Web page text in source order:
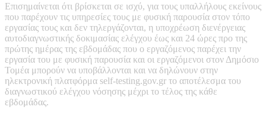
Επισημαίνεται ότι βρίσκεται σε ισχύ, για τους υπαλλήλους εκείνους
που παρέχουν τις υπηρεσίες τους με φυσική παρουσία στον τόπο
εργασίας τους και δεν τηλεργάζονται, η υποχρέωση διενέργειας
αυτοδιαγνωστικής δοκιμασίας ελέγχου έως και 24 ώρες προ της
πρώτης ημέρας της εβδομάδας που ο εργαζόμενος παρέχει την
εργασία του με φυσική παρουσία και οι εργαζόμενοι στον Δημόσιο
Τομέα μπορούν να υποβάλλονται και να δηλώνουν στην
ηλεκτρονική πλατφόρμα self-testing.gov.gr το αποτέλεσμα του
διαγνωστικού ελέγχου νόσησης μέχρι το τέλος της κάθε
εβδομάδας.